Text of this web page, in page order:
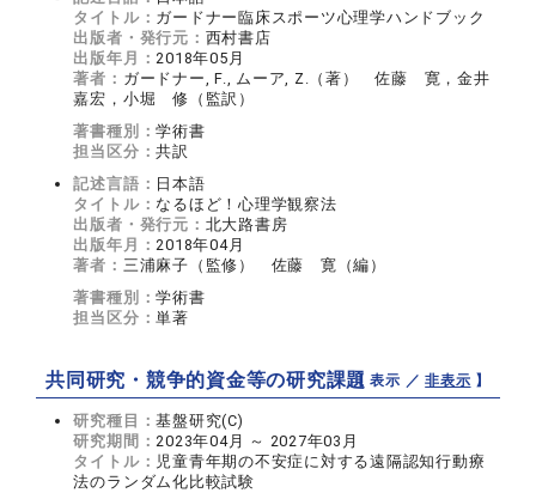
タイトル： ガードナー臨床スポーツ心理学ハンドブック
出版者・発行元： 西村書店
出版年月：2018年05月
著者： ガードナー, F., ムーア, Z.（著） 佐藤 寛，金井
嘉宏，小堀 修（監訳）
著書種別：学術書
担当区分：共訳
記述言語： 日本語
タイトル： なるほど！心理学観察法
出版者・発行元： 北大路書房
出版年月：2018年04月
著者： 三浦麻子（監修） 佐藤 寛（編）
著書種別：学術書
担当区分：単著
共同研究・競争的資金等の研究課題【 表示 ／非表示 】
研究種目：基盤研究(C)
研究期間：2023年04月 ～ 2027年03月
タイトル： 児童青年期の不安症に対する遠隔認知行動療
法のランダム化比較試験